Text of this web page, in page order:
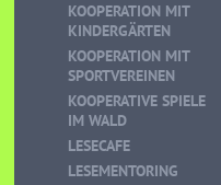
KOOPERATION MIT
KINDERGÄRTEN
KOOPERATION MIT
SPORTVEREINEN
KOOPERATIVE SPIELE
IM WALD
LESECAFE
LESEMENTORING